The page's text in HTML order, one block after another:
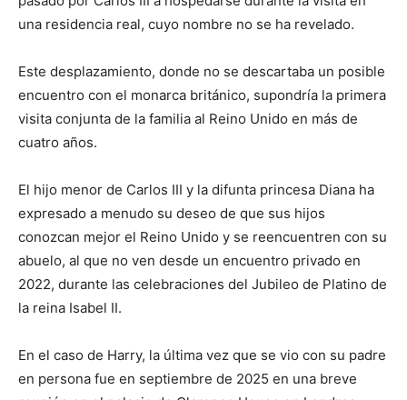
una residencia real, cuyo nombre no se ha revelado.
Este desplazamiento, donde no se descartaba un posible
encuentro con el monarca británico, supondría la primera
visita conjunta de la familia al Reino Unido en más de
cuatro años.
El hijo menor de Carlos III y la difunta princesa Diana ha
expresado a menudo su deseo de que sus hijos
conozcan mejor el Reino Unido y se reencuentren con su
abuelo, al que no ven desde un encuentro privado en
2022, durante las celebraciones del Jubileo de Platino de
la reina Isabel II.
En el caso de Harry, la última vez que se vio con su padre
en persona fue en septiembre de 2025 en una breve